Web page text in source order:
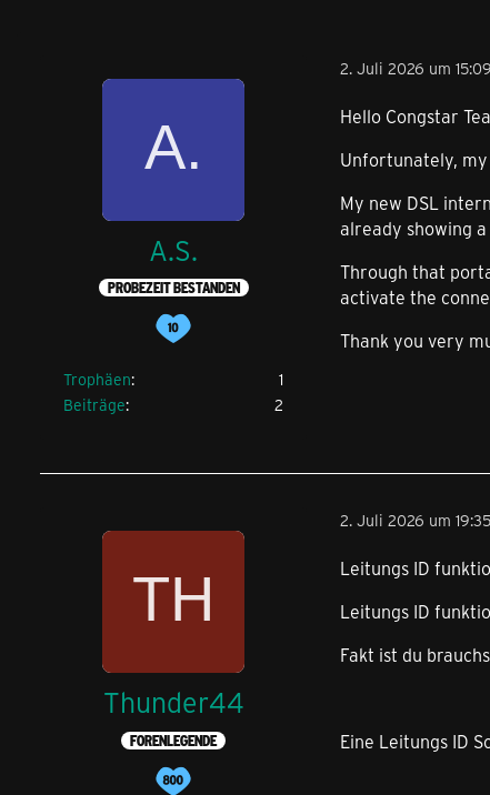
A.S.
PROBEZEIT BESTANDEN
Trophäen
1
Beiträge
2
2. Juli 2026 um 15:09
Hello Congstar
Unfortunately,
My new DSL
already showing
Through that
activate the
Thank you very
Thunder44
FORENLEGENDE
2. Juli 2026 um 19:35
Leitungs ID
Leitungs ID
Fakt ist du
Eine Leitungs ID